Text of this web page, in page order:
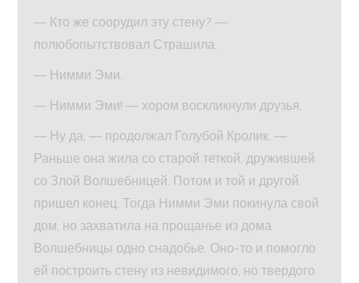
— Кто же соорудил эту стену? —
полюбопытствовал Страшила.
— Нимми Эми.
— Нимми Эми! — хором воскликнули друзья.
— Ну да, — продолжал Голубой Кролик. —
Раньше она жила со старой теткой, дружившей
со Злой Волшебницей. Потом и той и другой
пришел конец. Тогда Нимми Эми покинула свой
дом, но захватила на прощанье из дома
Волшебницы одно снадобье. Оно-то и помогло
ей построить стену из невидимого, но твердого